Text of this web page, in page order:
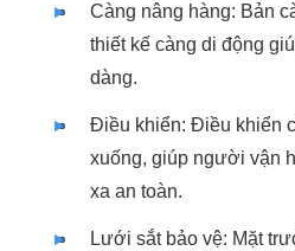
Càng nâng hàng: Bản
thiết kế càng di động
dàng.
Điều khiển: Điều khiển
xuống, giúp người vận
xa an toàn.
Lưới sắt bảo vệ: Mặt